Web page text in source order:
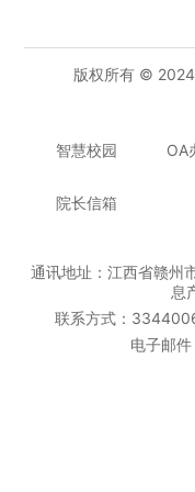
版权所有 © 2024
智慧校园 OA
院长信箱
通讯地址：江西省赣州
息
联系方式：
电子邮